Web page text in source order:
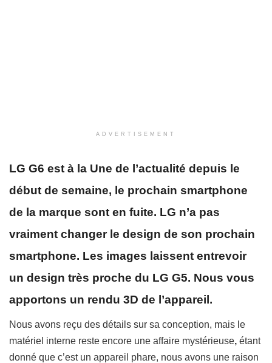
ADVERTISEMENT
LG G6 est à la Une de l’actualité depuis le
début de semaine, le prochain smartphone
de la marque sont en fuite. LG n’a pas
vraiment changer le design de son prochain
smartphone. Les images laissent entrevoir
un design très proche du LG G5. Nous vous
apportons un rendu 3D de l’appareil.
Nous avons reçu des détails sur sa conception, mais le
matériel interne reste encore une affaire mystérieuse, étant
donné que c’est un appareil phare, nous avons une raison